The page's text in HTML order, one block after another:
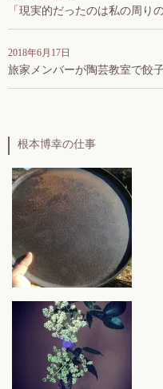
「現実的だったのは私の周り
2018年6月17日
旅家メンバーが陶芸教室で餃
根本博幸の仕事